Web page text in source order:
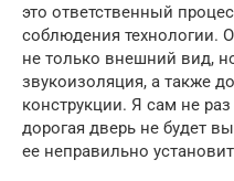
это ответственный
соблюдения технологии.
не только внешний вид,
звукоизоляция, а также
конструкции. Я сам не
дорогая дверь не будет
ее неправильно